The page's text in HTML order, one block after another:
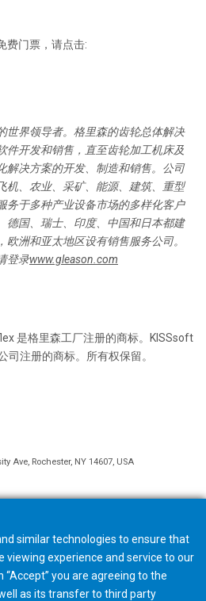
费门票，请点击:
世界领导者。格里森的齿轮总体解决
件开发和销售，直至齿轮加工机床及
解决方案的开发、制造和销售。公司
机、农业、采矿、能源、建筑、重型
务于多种产业设备市场的多样化客户
德国、瑞士、印度、中国和日本都建
洲和亚太地区设有销售服务公司。
登录www.gleason.com
是格里森工厂注册的商标。KISSsoft
司注册的商标。所有权保留。
Ave, Rochester, NY 14607, USA
similar technologies to ensure that
viewing experience and service to our
“Accept” you are agreeing to the
as its transfer to third party